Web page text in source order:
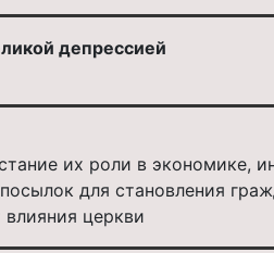
депрессией
их роли в экономике,
для становления
церкви